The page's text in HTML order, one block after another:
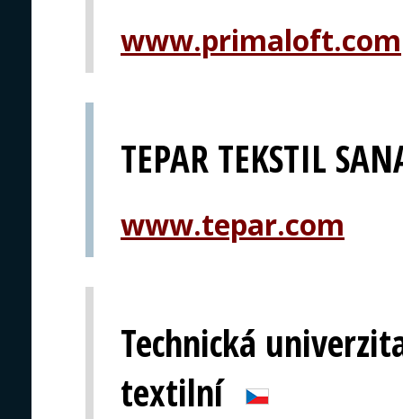
www.primaloft.com
TEPAR TEKSTIL
www.tepar.com
Technická
textilní